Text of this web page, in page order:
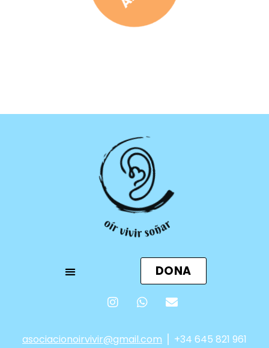
DONA
asociacionoirvivir@gmail.com ⎪ +34 645 821 961